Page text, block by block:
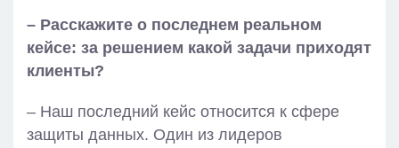
– Расскажите о последнем реальном
кейсе: за решением какой задачи приходят
клиенты?
– Наш последний кейс относится к сфере
защиты данных. Один из лидеров